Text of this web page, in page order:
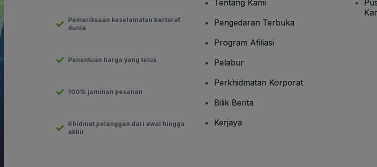
Pemeriksaan keselamatan bertaraf
dunia
Penentuan harga yang telus
100% jaminan pesanan
Khidmat pelanggan dari awal hingga
akhir
Tentang Kami
Pengedaran Terbuka
Program Afiliasi
Pelabur
Perkhidmatan Korporat
Bilik Berita
Kerjaya